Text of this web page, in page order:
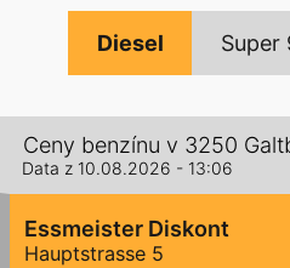
Diesel Super
Ceny benzínu v 3250
Data z 10.08.2026 - 13:06
Essmeister Diskont
Hauptstrasse 5